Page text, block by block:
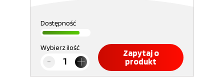
Dostępność
Wybierz ilość
Zapytaj o
produkt